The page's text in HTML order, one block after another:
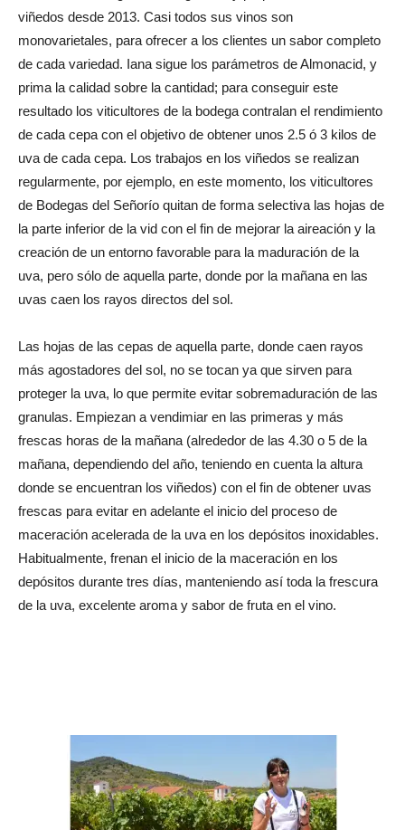
viñedos desde 2013. Casi todos sus vinos son
monovarietales, para ofrecer a los clientes un sabor completo
de cada variedad. Iana sigue los parámetros de Almonacid, y
prima la calidad sobre la cantidad; para conseguir este
resultado los viticultores de la bodega contralan el rendimiento
de cada cepa con el objetivo de obtener unos 2.5 ó 3 kilos de
uva de cada cepa. Los trabajos en los viñedos se realizan
regularmente, por ejemplo, en este momento, los viticultores
de Bodegas del Señorío quitan de forma selectiva las hojas de
la parte inferior de la vid con el fin de mejorar la aireación y la
creación de un entorno favorable para la maduración de la
uva, pero sólo de aquella parte, donde por la mañana en las
uvas caen los rayos directos del sol.
Las hojas de las cepas de aquella parte, donde caen rayos
más agostadores del sol, no se tocan ya que sirven para
proteger la uva, lo que permite evitar sobremaduración de las
granulas. Empiezan a vendimiar en las primeras y más
frescas horas de la mañana (alrededor de las 4.30 o 5 de la
mañana, dependiendo del año, teniendo en cuenta la altura
donde se encuentran los viñedos) con el fin de obtener uvas
frescas para evitar en adelante el inicio del proceso de
maceración acelerada de la uva en los depósitos inoxidables.
Habitualmente, frenan el inicio de la maceración en los
depósitos durante tres días, manteniendo así toda la frescura
de la uva, excelente aroma y sabor de fruta en el vino.